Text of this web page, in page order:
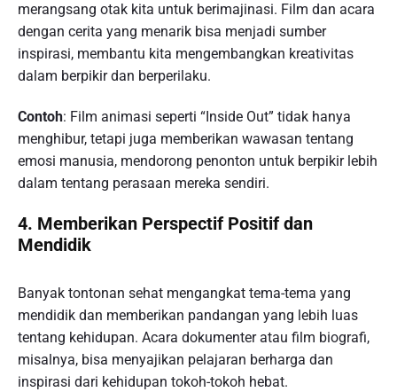
merangsang otak kita untuk berimajinasi. Film dan acara
dengan cerita yang menarik bisa menjadi sumber
inspirasi, membantu kita mengembangkan kreativitas
dalam berpikir dan berperilaku.
Contoh: Film animasi seperti “Inside Out” tidak hanya
menghibur, tetapi juga memberikan wawasan tentang
emosi manusia, mendorong penonton untuk berpikir lebih
dalam tentang perasaan mereka sendiri.
4. Memberikan Perspectif Positif dan
Mendidik
Banyak tontonan sehat mengangkat tema-tema yang
mendidik dan memberikan pandangan yang lebih luas
tentang kehidupan. Acara dokumenter atau film biografi,
misalnya, bisa menyajikan pelajaran berharga dan
inspirasi dari kehidupan tokoh-tokoh hebat.